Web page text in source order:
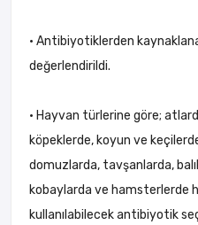
• Antibiyotiklerden
değerlendirildi.
• Hayvan türlerine göre;
köpeklerde, koyun ve
domuzlarda, tavşanlarda,
kobaylarda ve hamsterlerde
kullanılabilecek antibiyotik